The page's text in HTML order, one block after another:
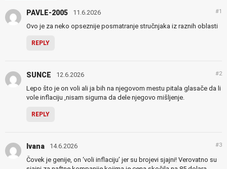
PAVLE-2005 11.6.2026 #1
Ovo je za neko opseznije posmatranje stručnjaka iz raznih oblasti
REPLY
SUNCE 12.6.2026 #2
Lepo što je on voli ali ja bih na njegovom mestu pitala glasače da li
vole inflaciju ,nisam sigurna da dele njegovo mišljenje.
REPLY
Ivana 14.6.2026 #3
Čovek je genije, on ‘voli inflaciju’ jer su brojevi sjajni! Verovatno su